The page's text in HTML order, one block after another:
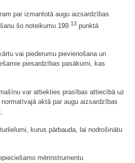
par izmantotā augu aizsardzības
šo noteikumu 199. 13 punktā
vai piederumu pievienošana un
piesardzības pasākumi, kas
var attiekties prasības attiecībā uz
aktā par augu aizsardzības
kurus pārbauda, lai nodrošinātu
mērinstrumentu